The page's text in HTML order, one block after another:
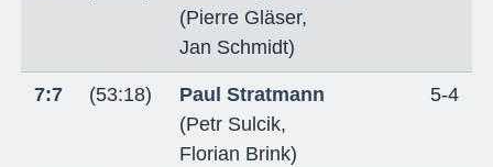
(Pierre Gläser,
Jan Schmidt)
7:7 (53:18)
Paul Stratmann
(Petr Sulcik,
Florian Brink)
5-4